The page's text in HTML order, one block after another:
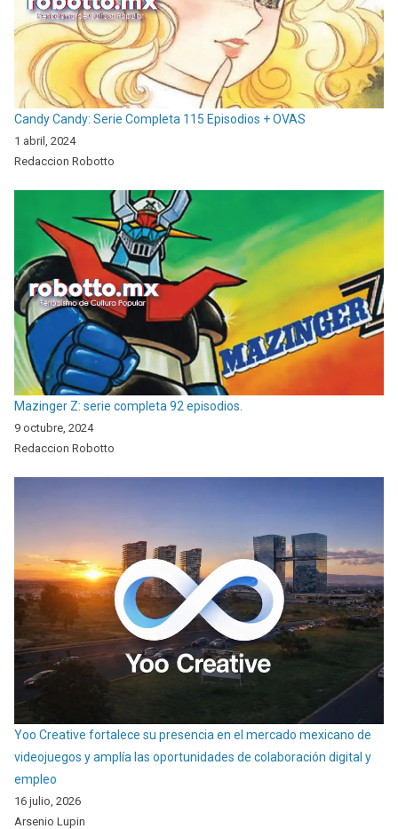
Candy Candy: Serie Completa 115 Episodios + OVAS
1 abril, 2024
Redaccion Robotto
Mazinger Z: serie completa 92 episodios.
9 octubre, 2024
Redaccion Robotto
Yoo Creative fortalece su presencia en el mercado mexicano de
videojuegos y amplía las oportunidades de colaboración digital y
empleo
16 julio, 2026
Arsenio Lupin